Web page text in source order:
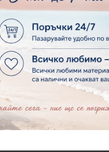
и Животни
и Мъжки елементи
- море, планина ,транспорт
миниатюри, дълбоки рамки, бебешки
и Зима
комплекти
заготовки от бирен картон за
проекти